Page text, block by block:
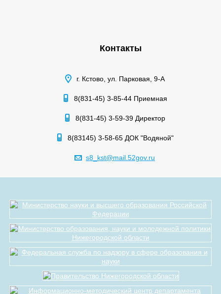
Контакты
г. Кстово, ул. Парковая, 9-А
8(831-45) 3-85-44 Приемная
8(831-45) 3-59-39 Директор
8(83145) 3-58-65 ДОК "Водяной"
s8_kst@mail.52gov.ru